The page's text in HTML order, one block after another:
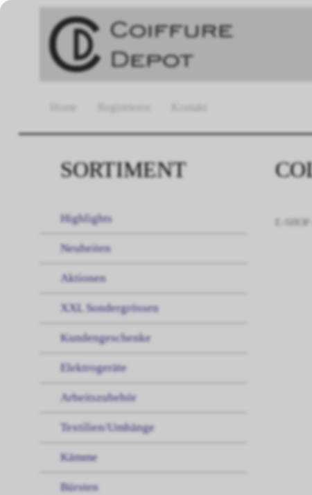
SORTIMENT
Highlights
Neuheiten
Aktionen
XXL Sondergrössen
Kundengeschenke
Elektrogeräte
Arbeitszubehör
Textilien/Umhänge
Kämme
Bürsten
E-SHOP